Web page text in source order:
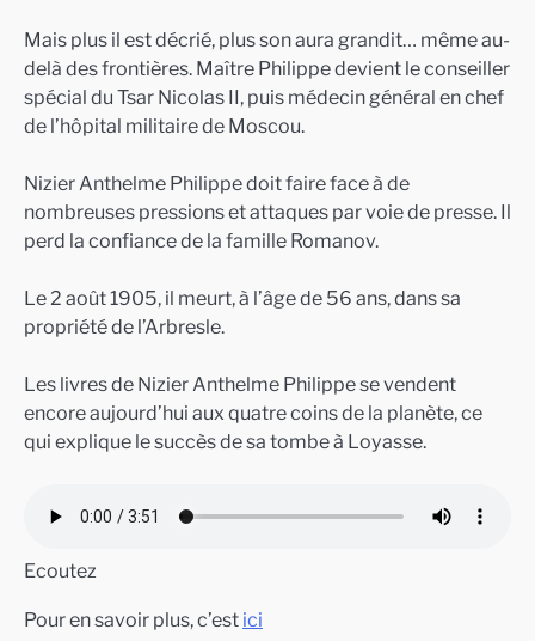
Mais plus il est décrié, plus son aura grandit… même au-
delà des frontières. Maître Philippe devient le conseiller
spécial du Tsar Nicolas II, puis médecin général en chef
de l’hôpital militaire de Moscou.
Nizier Anthelme Philippe doit faire face à de
nombreuses pressions et attaques par voie de presse. Il
perd la confiance de la famille Romanov.
Le 2 août 1905, il meurt, à l’âge de 56 ans, dans sa
propriété de l’Arbresle.
Les livres de Nizier Anthelme Philippe se vendent
encore aujourd’hui aux quatre coins de la planète, ce
qui explique le succès de sa tombe à Loyasse.
Ecoutez
Pour en savoir plus, c’est ici